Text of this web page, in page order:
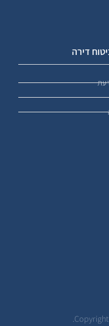
דירה